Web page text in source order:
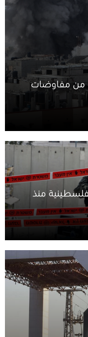
من مفاوضات
منذ